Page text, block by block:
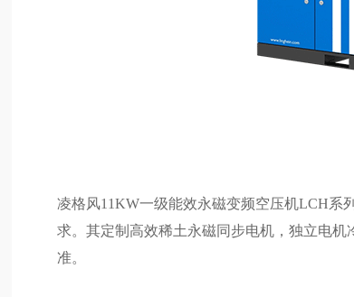
凌格风11KW一级能效永磁变频空压机LCH系
求。其定制高效稀土永磁同步电机，独立电
准。